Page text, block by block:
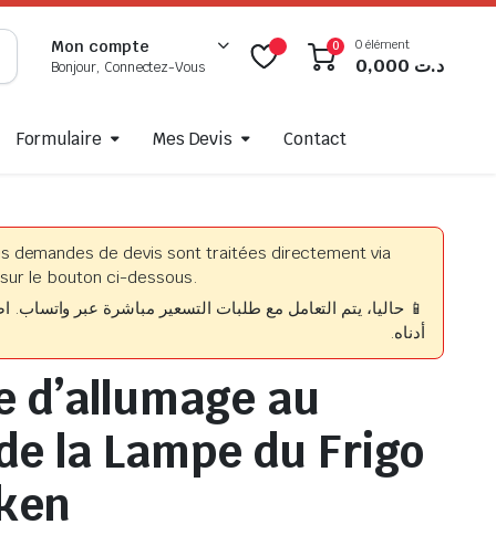
Mon compte
Bonjour, Connectez-Vous
0 0 élément
د.ت
Formulaire Mes Devis Contact
demandes de devis sont traitées directement via
le bouton ci-dessous.
📱 حاليا، يتم التعامل مع طلبات التسعير مباشرة عبر واتساب.
أدناه.
d’allumage au
la Lampe du Frigo